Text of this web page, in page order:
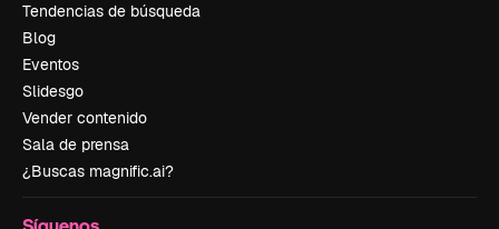
Tendencias de búsqueda
Blog
Eventos
Slidesgo
Vender contenido
Sala de prensa
¿Buscas magnific.ai?